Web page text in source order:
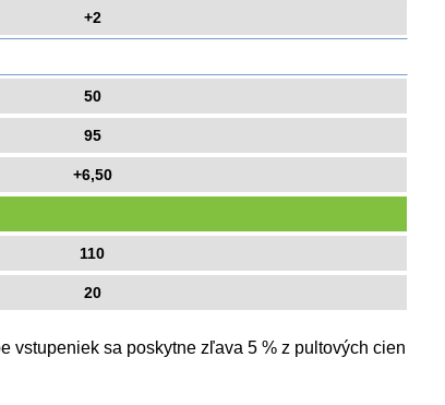
vstupeniek sa poskytne zľava 5 % z pultových cien
+2
50
95
+6,50
110
20